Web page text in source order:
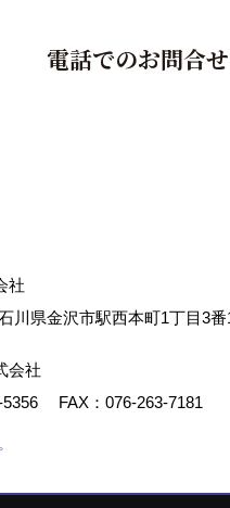
当社は、個人情報
に、取扱状況確認
3.個人情報
電話でのお問合
社
川県金沢市駅西本町1丁目3
会社
FAX：076-263-7181